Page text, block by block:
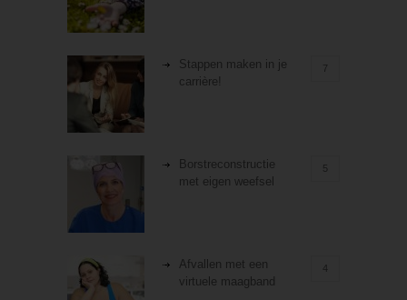
Stappen maken in je
carrière!
7
Borstreconstructie
met eigen weefsel
5
Afvallen met een
virtuele maagband
4